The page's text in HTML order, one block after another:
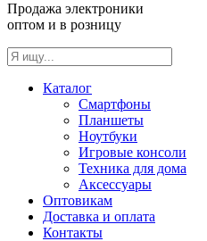
Продажа электроники
оптом и в розницу
Каталог
Смартфоны
Планшеты
Ноутбуки
Игровые консоли
Техника для дома
Аксессуары
Оптовикам
Доставка и оплата
Контакты